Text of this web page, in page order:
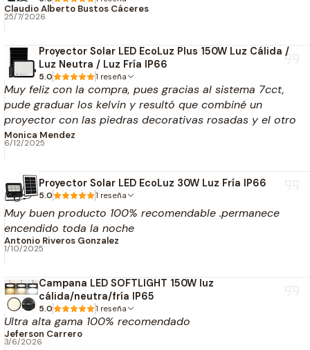
Larga vida útil.
Especificaciones Técnicas
Información eléctrica
Potencia:6W
Voltaje:100-240V AC
Flujo luminoso: 420 lm
Temperatura de color: 4000K
Color de luz: Luz Neutra
Marca:ROBLAN
Tipo:Downlight LED Slim Empotrado
Forma:Cuadrado
Material: Aluminio + Difusor Opal
Claudio Alberto Bustos Cáceres
25/7/2026
Proyector Solar LED EcoLuz Plus 150W Luz Cálida /
Luz Neutra / Luz Fría IP66
5.0 1 reseña
Muy feliz con la compra, pues gracias al sistema 7cct,
pude graduar los kelvin y resultó que combiné un
proyector con las piedras decorativas rosadas y el otro
proyector, con los muro amarillo del jardín. Por otro lado,
se ve de muy buena calidad el material. La iluminación de
combinación de maravilla. Claramente vamos a comprar
más!
Monica Mendez
6/12/2025
Proyector Solar LED EcoLuz 30W Luz Fría IP66
5.0 1 reseña
Muy buen producto 100% recomendable .permanece
encendido toda la noche
Antonio Riveros Gonzalez
1/10/2025
Campana LED SOFTLIGHT 150W luz
cálida/neutra/fría IP65
5.0 1 reseña
Ultra alta gama 100% recomendado
Jeferson Carrero
3/6/2026